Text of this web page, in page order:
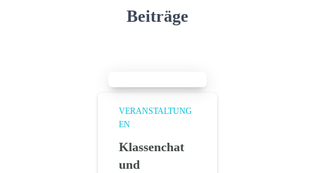
Beiträge
VERANSTALTUNG
EN
Klassenchat
und